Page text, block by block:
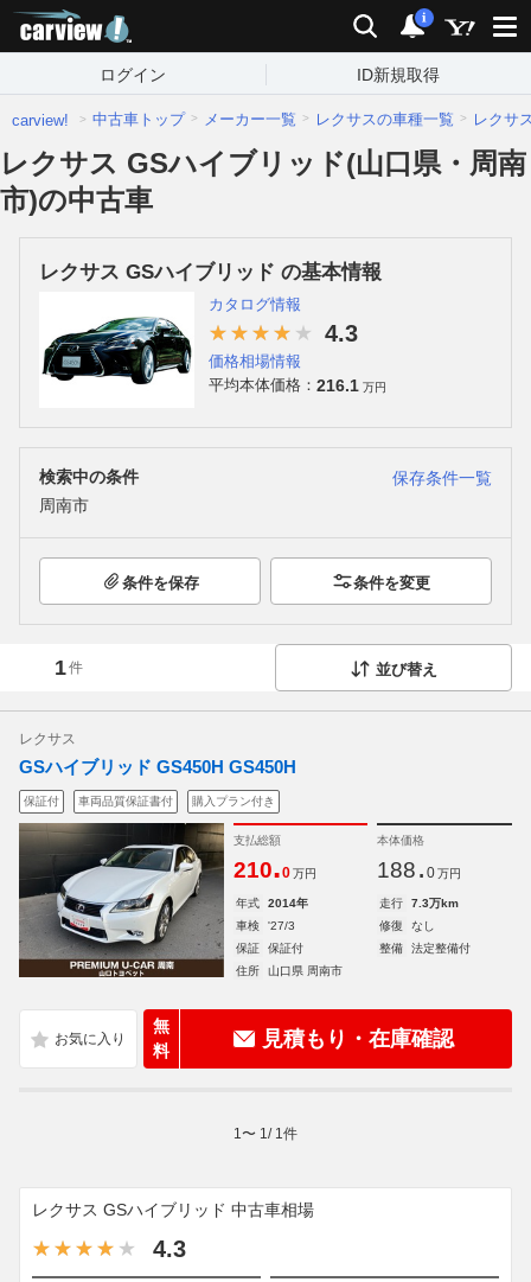
検索 通知
i
ログイン ID新規取得
carview! 中古車トップ メーカー一覧 レクサスの車種一覧 レクサ
レクサス GSハイブリッド(山口県・周南
市)の中古車
レクサス GSハイブリッド の基本情報
カタログ情報
4.3
価格相場情報
平均本体価格： 216.1 万円
検索中の条件
保存条件一覧
周南市
条件を保存 条件を変更
1件 並び替え
レクサス
GSハイブリッド GS450H GS450H
保証付 車両品質保証書付 購入プラン付き
支払総額
210.0 万円
本体価格
188. 0 万円
年式 2014年 走行
7.3万km
車検
'27/3 修復
なし
保証
保証付 整備
法定整備付
住所
山口県 周南市
無
料
見積もり・在庫確認
1 〜 1 / 1 件
レクサス GSハイブリッド 中古車相場
4.3